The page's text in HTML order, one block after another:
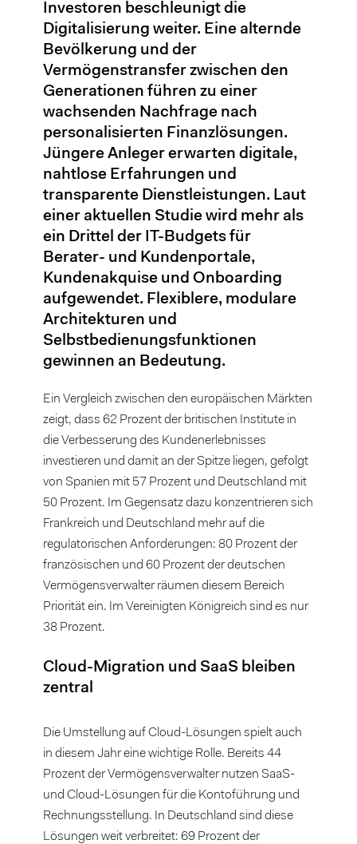
Investoren beschleunigt die
Digitalisierung weiter. Eine alternde
Bevölkerung und der
Vermögenstransfer zwischen den
Generationen führen zu einer
wachsenden Nachfrage nach
personalisierten Finanzlösungen.
Jüngere Anleger erwarten digitale,
nahtlose Erfahrungen und
transparente Dienstleistungen. Laut
einer aktuellen Studie wird mehr als
ein Drittel der IT-Budgets für
Berater- und Kundenportale,
Kundenakquise und Onboarding
aufgewendet. Flexiblere, modulare
Architekturen und
Selbstbedienungsfunktionen
gewinnen an Bedeutung.
Ein Vergleich zwischen den europäischen Märkten
zeigt, dass 62 Prozent der britischen Institute in
die Verbesserung des Kundenerlebnisses
investieren und damit an der Spitze liegen, gefolgt
von Spanien mit 57 Prozent und Deutschland mit
50 Prozent. Im Gegensatz dazu konzentrieren sich
Frankreich und Deutschland mehr auf die
regulatorischen Anforderungen: 80 Prozent der
französischen und 60 Prozent der deutschen
Vermögensverwalter räumen diesem Bereich
Priorität ein. Im Vereinigten Königreich sind es nur
38 Prozent.
Cloud-Migration und SaaS bleiben
zentral
Die Umstellung auf Cloud-Lösungen spielt auch
in diesem Jahr eine wichtige Rolle. Bereits 44
Prozent der Vermögensverwalter nutzen SaaS-
und Cloud-Lösungen für die Kontoführung und
Rechnungsstellung. In Deutschland sind diese
Lösungen weit verbreitet: 69 Prozent der